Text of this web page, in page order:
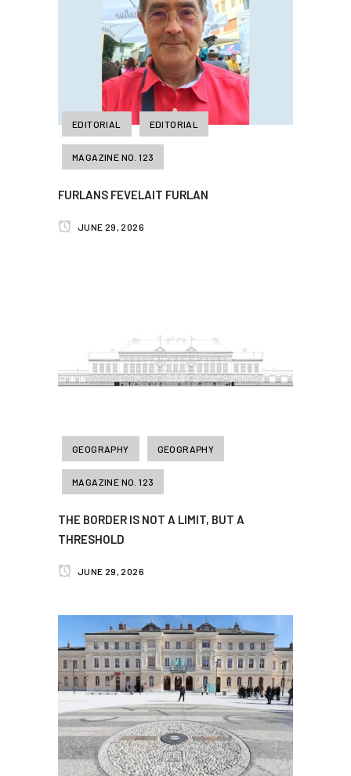
EDITORIAL EDITORIAL
MAGAZINE NO. 123
FURLANS FEVELAIT FURLAN
JUNE 29, 2026
GEOGRAPHY GEOGRAPHY
MAGAZINE NO. 123
THE BORDER IS NOT A LIMIT, BUT A
THRESHOLD
JUNE 29, 2026